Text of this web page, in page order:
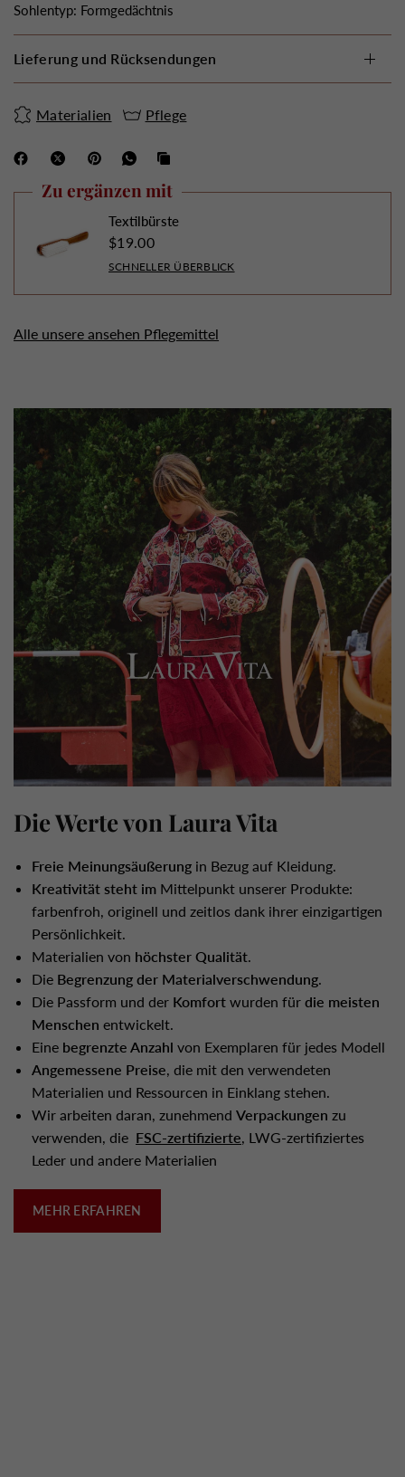
Sohlentyp: Formgedächtnis
Lieferung und Rücksendungen
Materialien Pflege
Zu ergänzen mit
Textilbürste
$19.00
SCHNELLER ÜBERBLICK
Alle unsere ansehen Pflegemittel
Die Werte von Laura Vita
Freie Meinungsäußerung in Bezug auf Kleidung.
Kreativität steht im Mittelpunkt unserer Produkte:
farbenfroh, originell und zeitlos dank ihrer einzigartigen
Persönlichkeit.
Materialien von höchster Qualität
Die Begrenzung der Materialverschwendung
Die Passform und der Komfort wurden für die meisten
Menschen entwickelt.
Eine begrenzte Anzahl von Exemplaren für jedes Modell
Angemessene Preise , die mit den verwendeten
Materialien und Ressourcen in Einklang stehen.
Wir arbeiten daran, zunehmend Verpackungen zu
verwenden, die FSC-zertifizierte , LWG-zertifiziertes
Leder und andere Materialien
MEHR ERFAHREN